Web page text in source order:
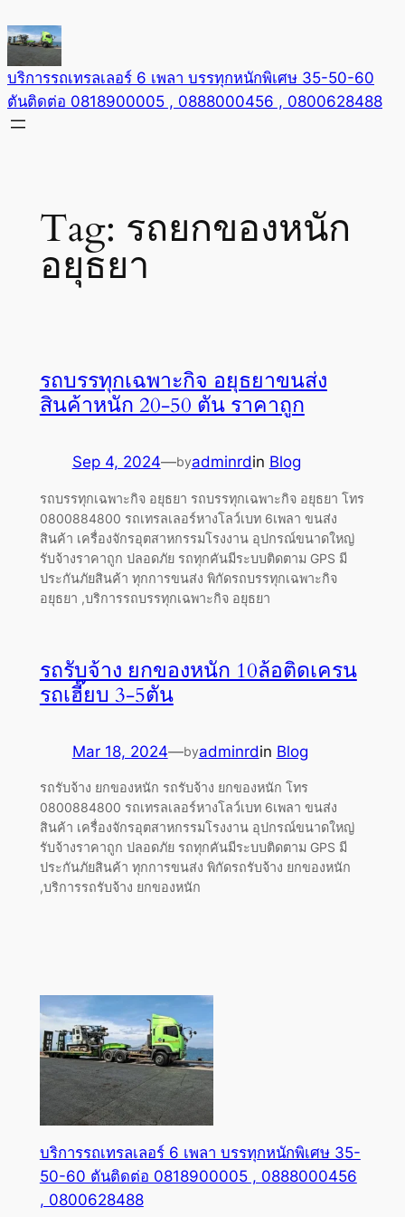
to
content
บริการรถเทรลเลอร์ 6 เพลา บรรทุกหนักพิเศษ 35-50-60
ตันติดต่อ 0818900005 , 0888000456 , 0800628488
Tag: รถยกของหนัก
อยุธยา
รถบรรทุกเฉพาะกิจ อยุธยาขนส่ง
สินค้าหนัก 20-50 ตัน ราคาถูก
Sep 4, 2024—byadminrdin Blog
รถบรรทุกเฉพาะกิจ อยุธยา รถบรรทุกเฉพาะกิจ อยุธยา โทร
0800884800 รถเทรลเลอร์หางโลว์เบท 6เพลา ขนส่ง
สินค้า เครื่องจักรอุตสาหกรรมโรงงาน อุปกรณ์ขนาดใหญ่
รับจ้างราคาถูก ปลอดภัย รถทุกคันมีระบบติดตาม GPS มี
ประกันภัยสินค้า ทุกการขนส่ง พิกัดรถบรรทุกเฉพาะกิจ
อยุธยา ,บริการรถบรรทุกเฉพาะกิจ อยุธยา
รถรับจ้าง ยกของหนัก 10ล้อติดเครน
รถเฮี๊ยบ 3-5ตัน
Mar 18, 2024—byadminrdin Blog
รถรับจ้าง ยกของหนัก รถรับจ้าง ยกของหนัก โทร
0800884800 รถเทรลเลอร์หางโลว์เบท 6เพลา ขนส่ง
สินค้า เครื่องจักรอุตสาหกรรมโรงงาน อุปกรณ์ขนาดใหญ่
รับจ้างราคาถูก ปลอดภัย รถทุกคันมีระบบติดตาม GPS มี
ประกันภัยสินค้า ทุกการขนส่ง พิกัดรถรับจ้าง ยกของหนัก
,บริการรถรับจ้าง ยกของหนัก
บริการรถเทรลเลอร์ 6 เพลา บรรทุกหนักพิเศษ 35-
50-60 ตันติดต่อ 0818900005 , 0888000456
, 0800628488